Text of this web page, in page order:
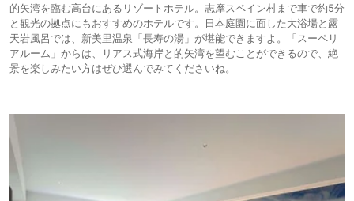
的矢湾を臨む高台にあるリゾートホテル。志摩スペイン村まで車で約5分
と観光の拠点にもおすすめのホテルです。日本庭園に面した大浴場と露
天岩風呂では、新美里温泉「長寿の湯」が堪能できますよ。「スーペリ
アルーム」からは、リアス式海岸と的矢湾を望むことができるので、絶
景を楽しみたい方はぜひ選んでみてくださいね。